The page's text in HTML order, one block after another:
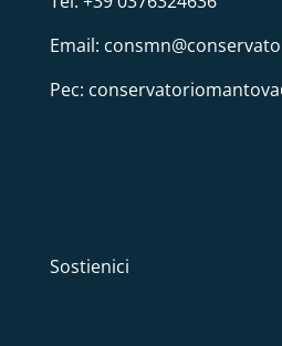
Email:
Pec:
Sostienici